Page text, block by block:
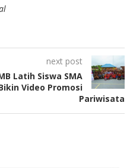
next post
Latih Siswa SMA
Video Promosi
Pariwisata